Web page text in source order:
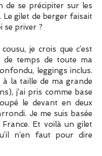
de se précipiter sur les
gilet de berger faisait
se priver ?
je crois que c’est
de temps de toute ma
leggings inclus.
la taille de ma grande
j’ai pris comme base
le devant en deux
Je me suis basée
Et voilà un gilet
n’en faut pour dire